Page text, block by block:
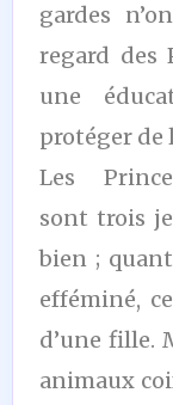
gardes
regard des
une
protéger de
Les
sont trois
bien ;
efféminé,
d’une fille.
animaux